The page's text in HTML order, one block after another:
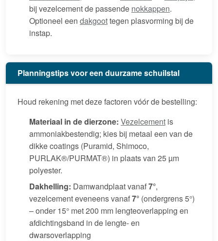
bij vezelcement de passende nokkappen.
Optioneel een dakgoottegen plasvorming bij de
instap.
Planningstips voor een duurzame schuilstal
Houd rekening met deze factoren vóór de bestelling:
Materiaal in de dierzone: Vezelcement is
ammoniakbestendig; kies bij metaal een van de
dikke coatings (Puramid, Shimoco,
PURLAK®/PURMAT®) in plaats van 25 µm
polyester.
Dakhelling: Damwandplaat vanaf7°,
vezelcement eveneens vanaf7° (ondergrens 5°)
– onder 15° met 200 mm lengteoverlapping en
afdichtingsband in de lengte- en
dwarsoverlapping